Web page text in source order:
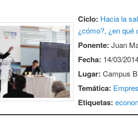
Ciclo: Hacia la
¿cómo?, ¿en qué
Ponente: Juan
Fecha: 14/03/
Lugar: Campus
Temática:
Etiquetas: